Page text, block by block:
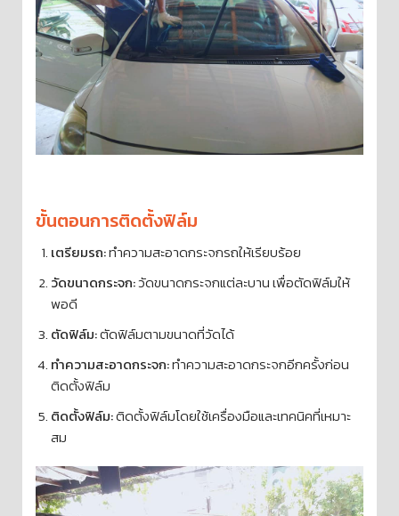
ขั้นตอนการติดตั้งฟิล์ม
เตรียมรถ:ทำความสะอาดกระจกรถให้เรียบร้อย
วัดขนาดกระจก:วัดขนาดกระจกแต่ละบาน เพื่อตัดฟิล์มให้
พอดี
ตัดฟิล์ม:ตัดฟิล์มตามขนาดที่วัดได้
ทำความสะอาดกระจก:ทำความสะอาดกระจกอีกครั้งก่อน
ติดตั้งฟิล์ม
ติดตั้งฟิล์ม:ติดตั้งฟิล์มโดยใช้เครื่องมือและเทคนิคที่เหมาะ
สม